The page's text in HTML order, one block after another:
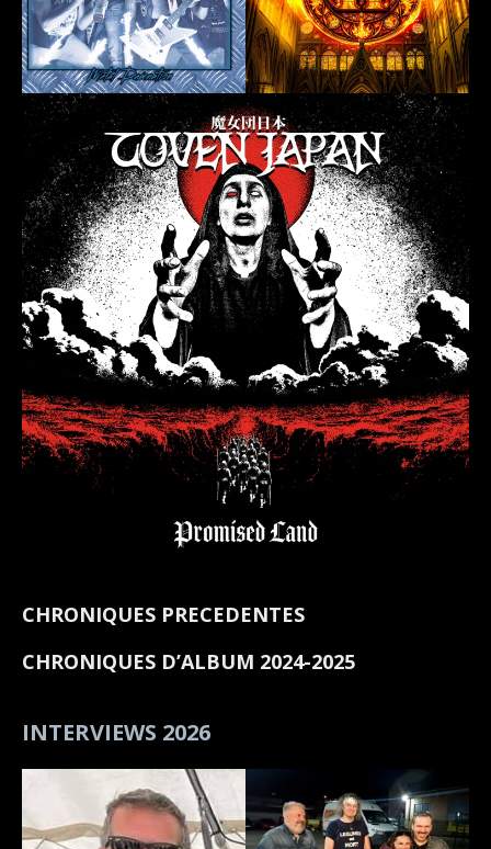
CHRONIQUES PRECEDENTES
CHRONIQUES D’ALBUM 2024-2025
INTERVIEWS 2026